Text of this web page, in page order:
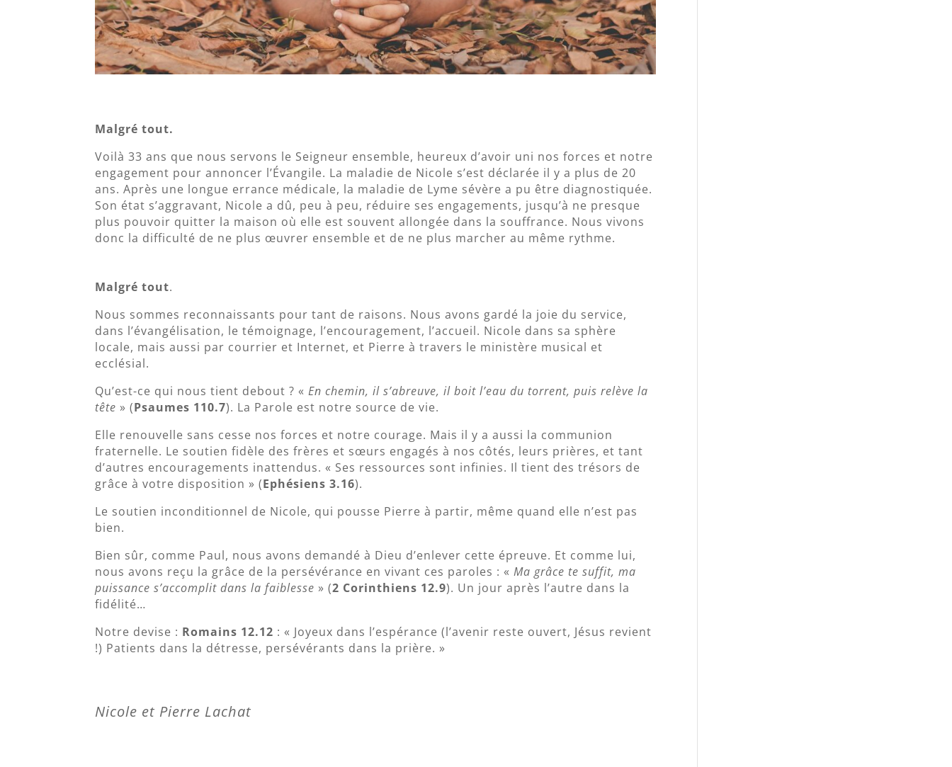
Malgré tout.
Voilà 33 ans que nous servons le Seigneur ensemble, heureux d’avoir uni nos forces et notre
engagement pour annoncer l’Évangile. La maladie de Nicole s’est déclarée il y a plus de 20
ans. Après une longue errance médicale, la maladie de Lyme sévère a pu être diagnostiquée.
Son état s’aggravant, Nicole a dû, peu à peu, réduire ses engagements, jusqu’à ne presque
plus pouvoir quitter la maison où elle est souvent allongée dans la souffrance. Nous vivons
donc la difficulté de ne plus œuvrer ensemble et de ne plus marcher au même rythme.
Malgré tout.
Nous sommes reconnaissants pour tant de raisons. Nous avons gardé la joie du service,
dans l’évangélisation, le témoignage, l’encouragement, l’accueil. Nicole dans sa sphère
locale, mais aussi par courrier et Internet, et Pierre à travers le ministère musical et
ecclésial.
Qu’est-ce qui nous tient debout ? «En chemin, il s’abreuve, il boit l’eau du torrent, puis relève la
tête » (Psaumes 110.7). La Parole est notre source de vie.
Elle renouvelle sans cesse nos forces et notre courage. Mais il y a aussi la communion
fraternelle. Le soutien fidèle des frères et sœurs engagés à nos côtés, leurs prières, et tant
d’autres encouragements inattendus. « Ses ressources sont infinies. Il tient des trésors de
grâce à votre disposition » (Ephésiens 3.16).
Le soutien inconditionnel de Nicole, qui pousse Pierre à partir, même quand elle n’est pas
bien.
Bien sûr, comme Paul, nous avons demandé à Dieu d’enlever cette épreuve. Et comme lui,
nous avons reçu la grâce de la persévérance en vivant ces paroles : «Ma grâce te suffit, ma
puissance s’accomplit dans la faiblesse » (2 Corinthiens 12.9). Un jour après l’autre dans la
fidélité…
Notre devise : Romains 12.12 : « Joyeux dans l’espérance (l’avenir reste ouvert, Jésus revient
!) Patients dans la détresse, persévérants dans la prière. »
Nicole et Pierre Lachat